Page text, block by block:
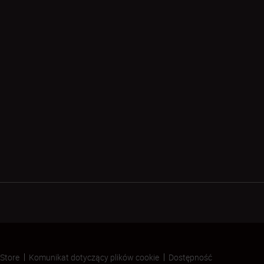
Komunikat dotyczący plików cookie Dostępność